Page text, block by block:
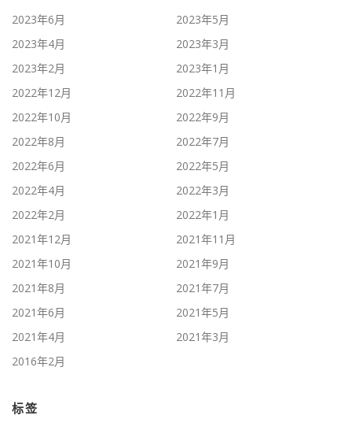
2023年6月
2023年5月
2023年4月
2023年3月
2023年2月
2023年1月
2022年12月
2022年11月
2022年10月
2022年9月
2022年8月
2022年7月
2022年6月
2022年5月
2022年4月
2022年3月
2022年2月
2022年1月
2021年12月
2021年11月
2021年10月
2021年9月
2021年8月
2021年7月
2021年6月
2021年5月
2021年4月
2021年3月
2016年2月
标签